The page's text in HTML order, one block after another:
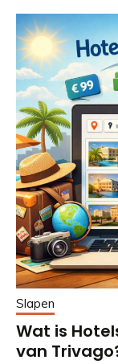
Slapen
Wat is
van